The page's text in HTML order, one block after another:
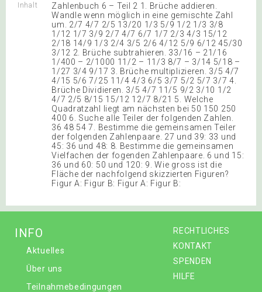
Inhalt
Zahlenbuch 6 – Teil 2 1. Brüche addieren.
Wandle wenn möglich in eine gemischte Zahl
um. 2/7 4/7 2/5 13/20 1/3 5/9 1/2 1/3 3/8
1/12 1/7 3/9 2/7 4/7 6/7 1/7 2/3 4/3 15/12
2/18 14/9 1/3 2/4 3/5 2/6 4/12 5/9 6/12 45/30
3/12 2. Brüche subtrahieren. 33/16 – 21/16
1/400 – 2/1000 11/2 – 11/3 8/7 – 3/14 5/18 –
1/27 3/4 9/17 3. Brüche multiplizieren. 3/5 4/7
4/15 5/6 7/25 11/4 4/3 6/5 3/7 5/2 5/7 3/7 4.
Brüche Dividieren. 3/5 4/7 11/5 9/2 3/10 1/2
4/7 2/5 8/15 15/12 12/7 8/21 5. Welche
Quadratzahl liegt am nächsten bei 50 150 250
400 6. Suche alle Teiler der folgenden Zahlen.
36 48 54 7. Bestimme die gemeinsamen Teiler
der folgenden Zahlenpaare. 27 und 39: 33 und
45: 36 und 48: 8. Bestimme die gemeinsamen
Vielfachen der fogenden Zahlenpaare. 6 und 15:
36 und 60: 50 und 120: 9. Wie gross ist die
Fläche der nachfolgend skizzierten Figuren?
Figur A: Figur B: Figur A: Figur B:
RECHTLICHES
KONTAKT
SPENDEN
HILFE
INFO
Aktuelles
Über uns
Teilnahmebedingungen